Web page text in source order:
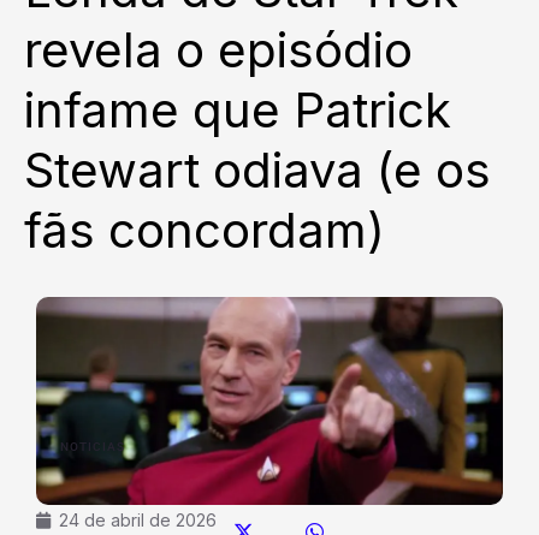
revela o episódio
infame que Patrick
Stewart odiava (e os
fãs concordam)
24 de abril de 2026
NOTICIAS